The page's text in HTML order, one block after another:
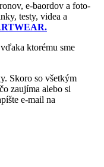
e-baordov a foto-
testy, videa a
ktorému sme
Skoro so všetkým
zaujíma alebo si
e-mail na